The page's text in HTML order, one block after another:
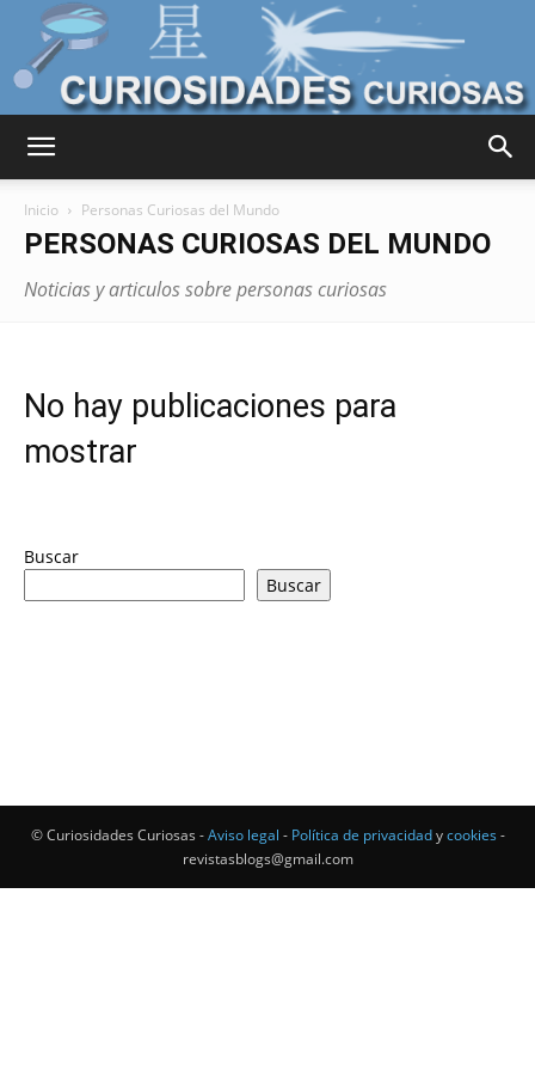
Inicio Personas Curiosas del Mundo
PERSONAS CURIOSAS DEL MUNDO
Noticias y articulos sobre personas curiosas
No hay publicaciones para
mostrar
Buscar
Buscar
© Curiosidades Curiosas -Aviso legal - Política de privacidadycookies -
revistasblogs@gmail.com